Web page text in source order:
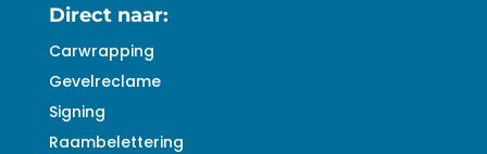
Direct naar:
Carwrapping
Gevelreclame
Signing
Raambelettering